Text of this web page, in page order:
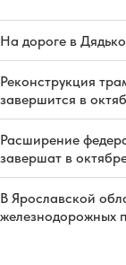
На дороге в
Реконструкция
завершится в
Расширение
завершат в
В Ярославской
железнодорожных